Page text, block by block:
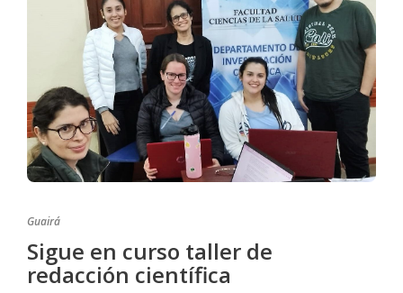
Guairá
Sigue en curso taller de
redacción científica